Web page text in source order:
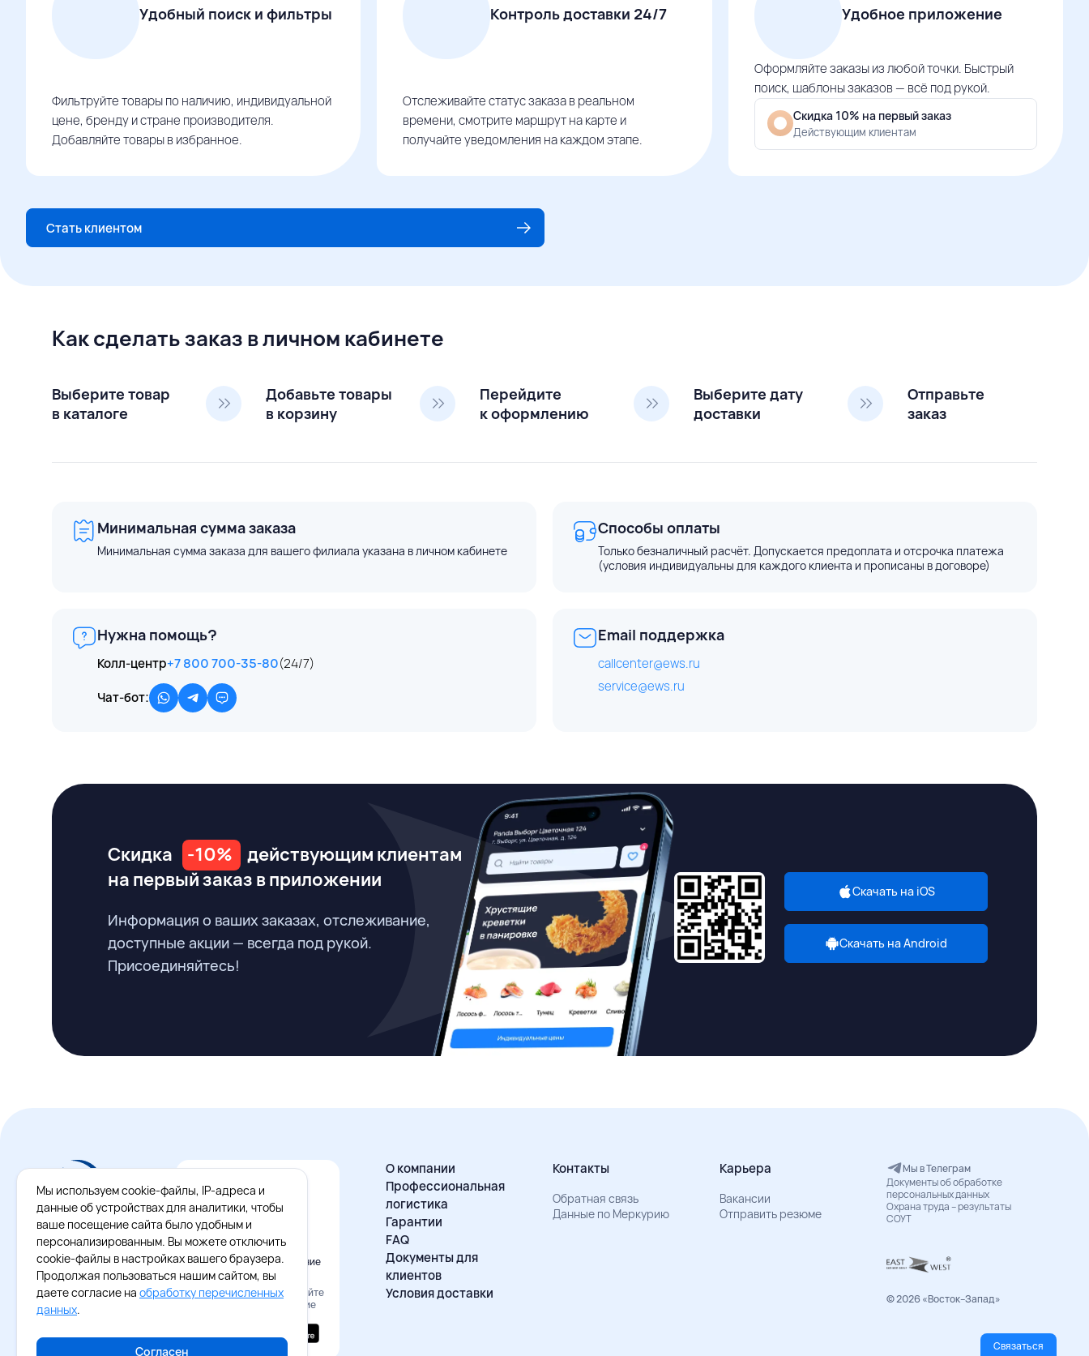
Удобный поиск и фильтры
Фильтруйте товары по наличию, индивидуальной
цене, бренду и стране производителя.
Добавляйте товары в избранное.
Контроль доставки 24/7
Отслеживайте статус заказа в реальном
времени, смотрите маршрут на карте и
получайте уведомления на каждом этапе.
Удобное приложение
Оформляйте заказы из любой точки. Быстрый
поиск, шаблоны заказов — всё под рукой.
Скидка 10% на первый заказ
Действующим клиентам
Стать клиентом
Как сделать заказ в личном кабинете
Выберите товар
в каталоге
Добавьте товары
в корзину
Перейдите
к оформлению
Выберите дату
доставки
Отправьте
заказ
Минимальная сумма заказа
Минимальная сумма заказа для вашего филиала указана в личном кабинете
Способы оплаты
Только безналичный расчёт. Допускается предоплата и отсрочка платежа
(условия индивидуальны для каждого клиента и прописаны в договоре)
Нужна помощь?
Колл-центр+7 800 700-35-80(24/7)
Чат-бот:
Email поддержка
callcenter@ews.ru
service@ews.ru
Скидка -10%
действующим клиентам
на первый заказ в приложении
Информация о ваших заказах, отслеживание,
доступные акции — всегда под рукой.
Присоединяйтесь!
Скачать на iOS
Скачать на Android
Официальное приложение
Восток - Запад
Наведите камеру и скачайте
бесплатное приложение
О компании
Профессиональная
логистика
Гарантии
FAQ
Документы для
клиентов
Условия доставки
Контакты
Обратная связь
Данные по Меркурию
Карьера
Вакансии
Отправить резюме
Мы в Телеграм
Документы об обработке
персональных данных
Охрана труда – результаты
СОУТ
© 2026 «Восток–Запад»
Связаться
Мы используем cookie-файлы, IP-адреса и
данные об устройствах для аналитики, чтобы
ваше посещение сайта было удобным и
персонализированным. Вы можете отключить
cookie-файлы в настройках вашего браузера.
Продолжая пользоваться нашим сайтом, вы
даете согласие на обработку перечисленных
данных.
Согласен